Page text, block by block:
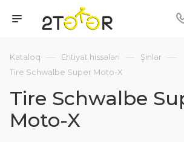
Kataloq — Ehtiyat hissələri — Şinlər —
Tire Schwalbe Super Moto-X
Tire Schwalbe
Moto-X